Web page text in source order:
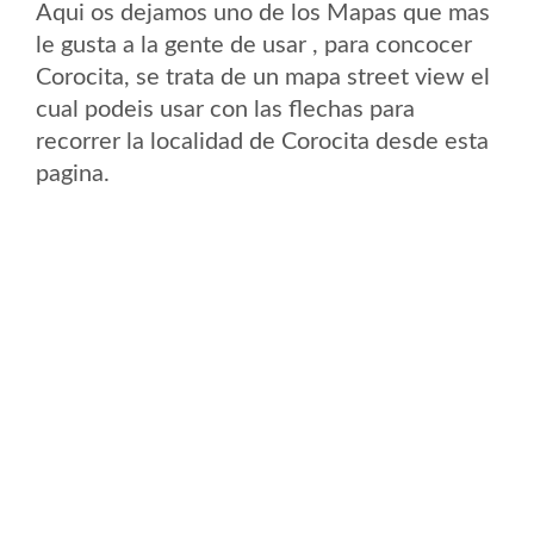
Aqui os dejamos uno de los Mapas que mas
le gusta a la gente de usar , para concocer
Corocita, se trata de un mapa street view el
cual podeis usar con las flechas para
recorrer la localidad de Corocita desde esta
pagina.